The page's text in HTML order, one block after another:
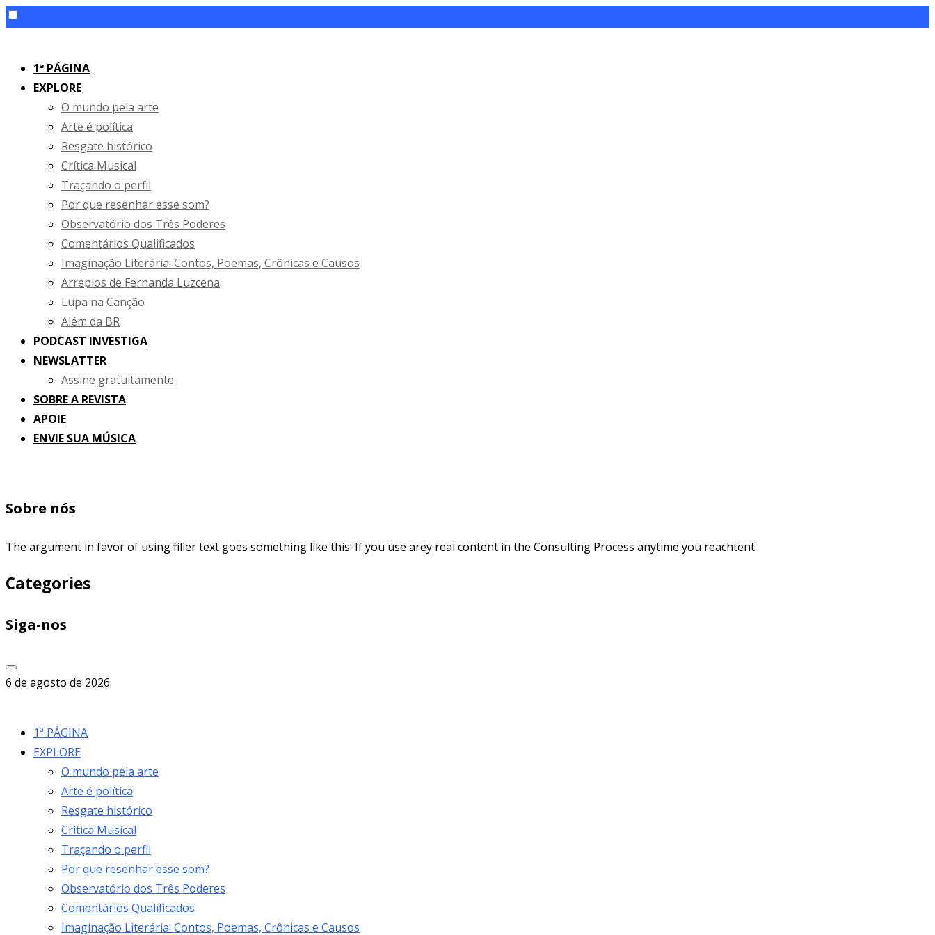
content1ª PÁGINA
EXPLORE
O mundo pela arte
Arte é política
Resgate histórico
Crítica Musical
Traçando o perfil
Por que resenhar esse som?
Observatório dos Três Poderes
Comentários Qualificados
Imaginação Literária: Contos, Poemas, Crônicas e Causos
Arrepios de Fernanda Luzcena
Lupa na Canção
Além da BR
PODCAST INVESTIGA
NEWSLATTER
Assine gratuitamente
SOBRE A REVISTA
APOIE
ENVIE SUA MÚSICA
Sobre nós
The argument in favor of using filler text goes something like this: If you use arey real content in the Consulting Process anytime you reachtent.
Categories
Siga-nos
6 de agosto de 2026
1ª PÁGINA
EXPLORE
O mundo pela arte
Arte é política
Resgate histórico
Crítica Musical
Traçando o perfil
Por que resenhar esse som?
Observatório dos Três Poderes
Comentários Qualificados
Imaginação Literária: Contos, Poemas, Crônicas e Causos